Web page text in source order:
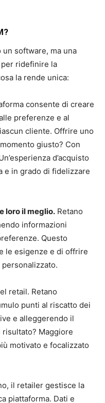
un software, ma una
ridefinire la
la rende unica:
consente di creare
preferenze e al
cliente. Offrire uno
giusto? Con
d’acquisto
e in grado di fidelizzare
loro il meglio. Retano
informazioni
Questo
le esigenze e di offrire
retail. Retano
punti al riscatto dei
e alleggerendo il
Maggiore
motivato e focalizzato
il retailer gestisce la
piattaforma. Dati e